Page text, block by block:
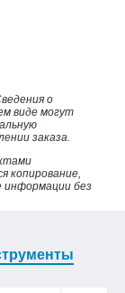
о
виде могут
заказа.
копирование,
информации без